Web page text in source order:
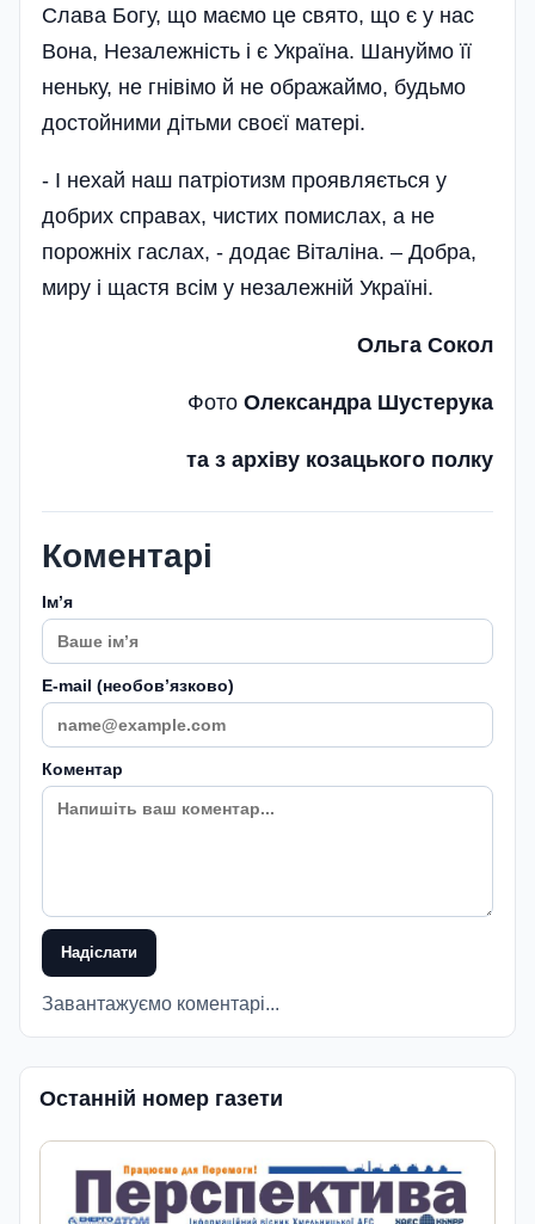
Слава Богу, що маємо це свято, що є у нас
Вона, Незалежність і є Україна. Шануймо її
неньку, не гнівімо й не ображаймо, будьмо
достойними дітьми своєї матері.
- І нехай наш патріотизм проявляється у
добрих справах, чистих помислах, а не
порожніх гаслах, - додає Віталіна. – Добра,
миру і щастя всім у незалежній Україні.
Ольга Сокол
Фото Олександра Шустерука
та з архіву козацького полку
Коментарі
Імʼя
E-mail (необовʼязково)
Коментар
Надіслати
Завантажуємо коментарі...
Останній номер газети